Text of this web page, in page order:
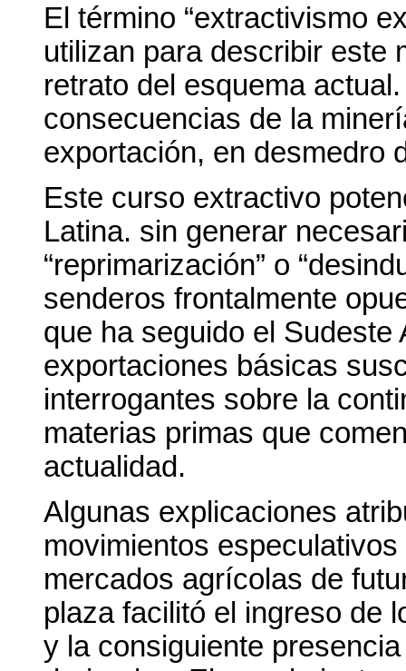
El término “extractivismo
utilizan para describir este
retrato del esquema
consecuencias de la
exportación, en desmedro
Este curso extractivo
Latina. sin generar
“reprimarización” o
senderos frontalmente
que ha seguido el
exportaciones básicas
interrogantes sobre la
materias primas que
actualidad.
Algunas explicaciones
movimientos
mercados agrícolas de
plaza facilitó el ingreso de
y la consiguiente